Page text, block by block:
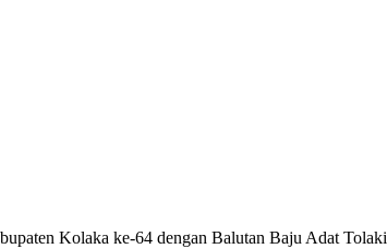
Kolaka ke-64 dengan Balutan Baju Adat Tolaki